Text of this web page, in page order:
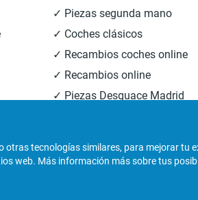
✓ Piezas segunda mano
✓ Coches clásicos
✓ Recambios coches online
✓ Recambios online
✓ Piezas Desguace Madrid
otras tecnologías similares, para mejorar tu
web. Más información más sobre tus